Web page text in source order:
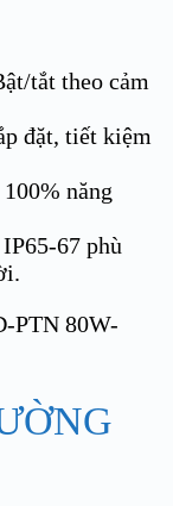
tắt theo cảm
đặt, tiết kiệm
năng
67 phù